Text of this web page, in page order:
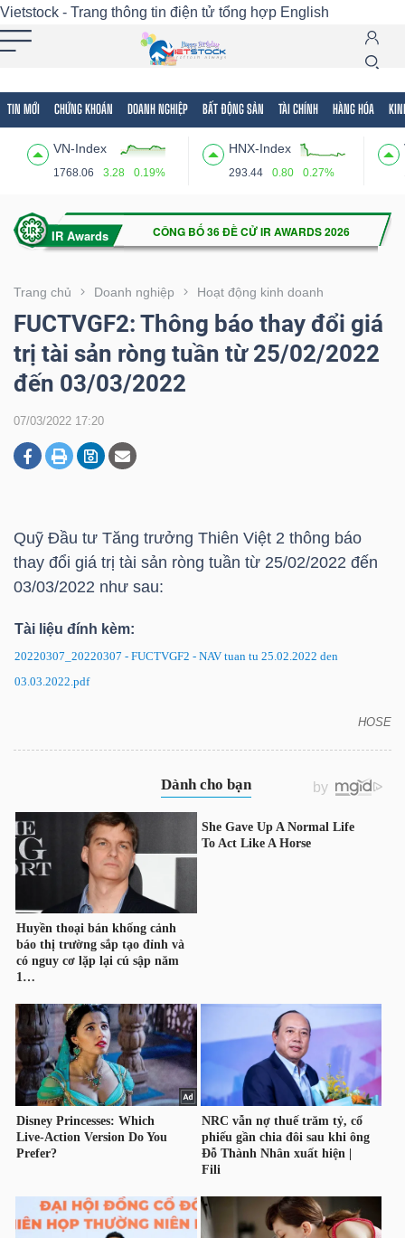
Vietstock - Trang thông tin điện tử tổng hợp English
TIN MỚI CHỨNG KHOÁN DOANH NGHIỆP BẤT ĐỘNG SẢN TÀI CHÍNH HÀNG HÓA
VN-Index
1768.06 3.28 0.19%
HNX-Index
293.44 0.80 0.27%
Trang chủ Doanh nghiệp Hoạt động kinh doanh
FUCTVGF2: Thông báo thay đổi giá
trị tài sản ròng tuần từ 25/02/2022
đến 03/03/2022
07/03/2022 17:20
Quỹ Đầu tư Tăng trưởng Thiên Việt 2 thông báo
thay đổi giá trị tài sản ròng tuần từ 25/02/2022 đến
03/03/2022 như sau:
Tài liệu đính kèm:
20220307_20220307 - FUCTVGF2 - NAV tuan tu 25.02.2022 den
03.03.2022.pdf
HOSE
Tất cả Tính năng Ngành Mã chứng khoán
Tính
(-)
VIETSTOCK
CHỨNG
KHOÁN
DOANH
BẤT
SẢN
HÓA
KINH
TẾ
THẾ
GIỚI
ĐÔNG